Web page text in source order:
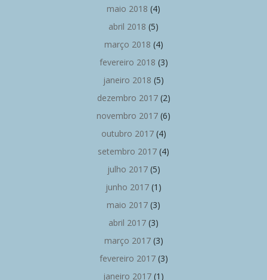
maio 2018 (4)
abril 2018 (5)
março 2018 (4)
fevereiro 2018 (3)
janeiro 2018 (5)
dezembro 2017(2)
novembro 2017 (6)
outubro 2017(4)
setembro 2017 (4)
julho 2017(5)
junho 2017 (1)
maio 2017 (3)
abril 2017 (3)
março 2017(3)
fevereiro 2017(3)
janeiro 2017 (1)